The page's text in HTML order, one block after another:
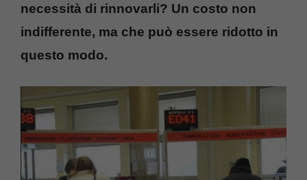
necessità di rinnovarli? Un costo non
indifferente, ma che può essere ridotto in
questo modo.